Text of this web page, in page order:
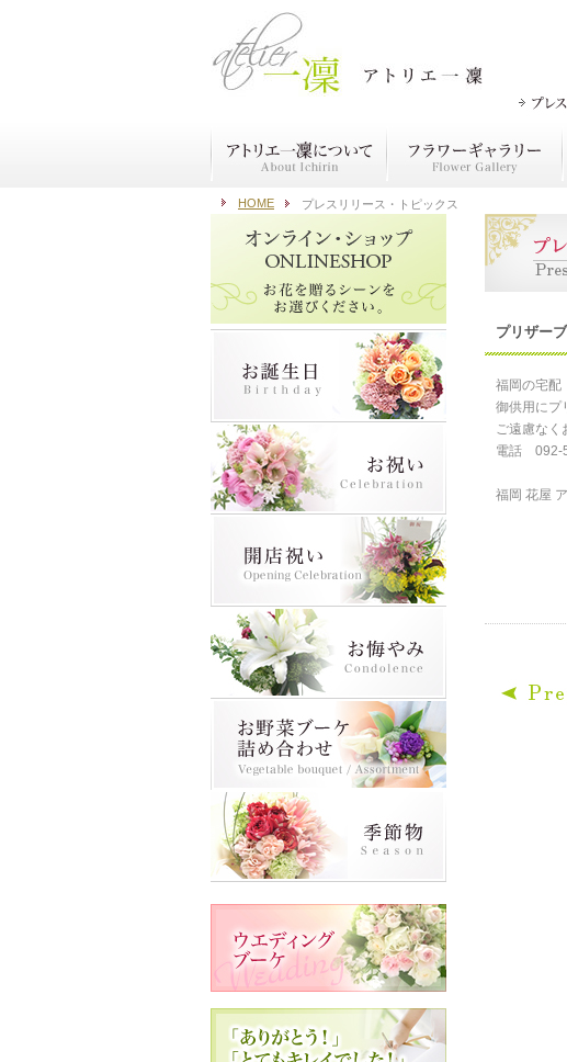
HOME プレスリリース・トピックス
プリザー
福岡の宅
御供用にプ
ご遠慮なく
電話 092-
福岡 花屋